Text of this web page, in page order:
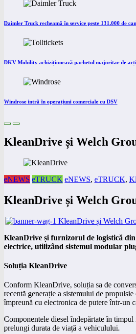
Daimler Truck recheamă în service peste 131.000 de
DKV Mobility achiziționează pachetul majoritar de
Windrose intră în operațiuni comerciale cu DSV
KleanDrive și Welch
eNEWS eTRUCK eNEWS, eTRUCK,
KleanDrive și Welch
KleanDrive și furnizorul de logistică
electrice, utilizând sistemul modular
Soluția KleanDrive
Conform KleanDrive, soluția sa de
recentă generație a sistemului de
împreună cu electronica de putere într-un
Componentele diesel îndepărtate în
prelungi durata de viață a vehiculului.